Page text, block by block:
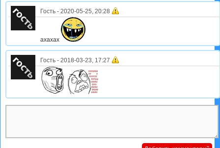
Гость - 2020-05-25, 20:28
ахахах
Гость - 2018-03-23, 17:27